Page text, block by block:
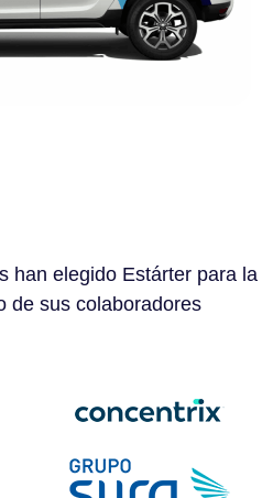
han elegido Estárter para la
de sus colaboradores